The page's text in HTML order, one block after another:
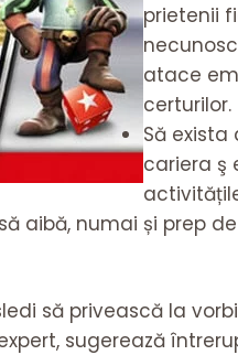
prietenii
atace
certurilor.
Să
cariera ş
aibă, numai și prep
să privească la
sugerează